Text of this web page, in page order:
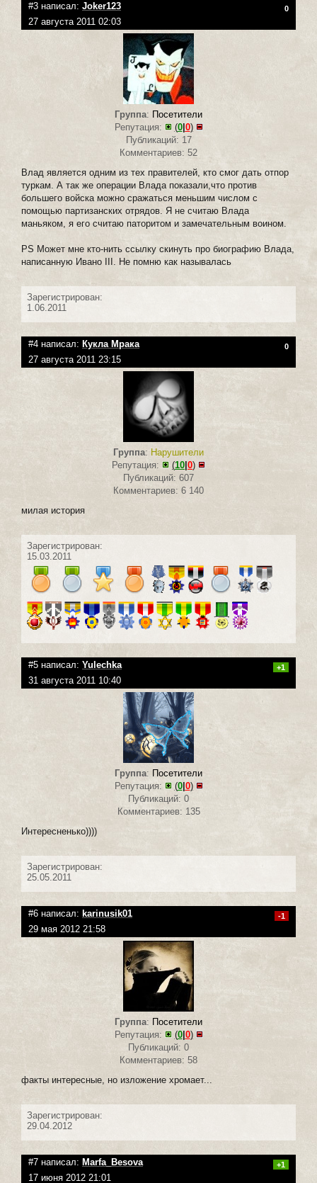
#3 написал: Joker123 0
27 августа 2011 02:03
Группа: Посетители
Репутация:
(0| 0)
Публикаций: 17
Комментариев: 52
Влад является одним из тех правителей, кто смог дать отпор
туркам. А так же операции Влада показали,что против
большего войска можно сражаться меньшим числом с
помощью партизанских отрядов. Я не считаю Влада
маньяком, я его считаю паторитом и замечательным воином.
PS Может мне кто-нить ссылку скинуть про биографию Влада,
написанную Ивано III. Не помню как называлась
Зарегистрирован:
1.06.2011
#4 написал: Кукла Мрака 0
27 августа 2011 23:15
Группа: Нарушители
Репутация:
(10 0)
Публикаций: 607
Комментариев: 6 140
милая история
Зарегистрирован:
15.03.2011
#5 написал: Yulechka +1
31 августа 2011 10:40
Группа: Посетители
Репутация:
(0| 0)
Публикаций: 0
Комментариев: 135
Интересненько))))
Зарегистрирован:
25.05.2011
#6 написал: karinusik01 -1
29 мая 2012 21:58
Группа: Посетители
Репутация:
(0| 0)
Публикаций: 0
Комментариев: 58
факты интересные, но изложение хромает...
Зарегистрирован:
29.04.2012
#7 написал: Marfa_Besova +1
17 июня 2012 21:01